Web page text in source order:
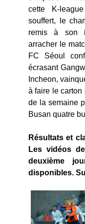
cette K-
souffert, le
remis à son
arracher le
FC Séoul
écrasant
Incheon,
à faire le carton
de la semaine
Busan quatre
Résultats et
Les vidéos
deuxième
disponibles.